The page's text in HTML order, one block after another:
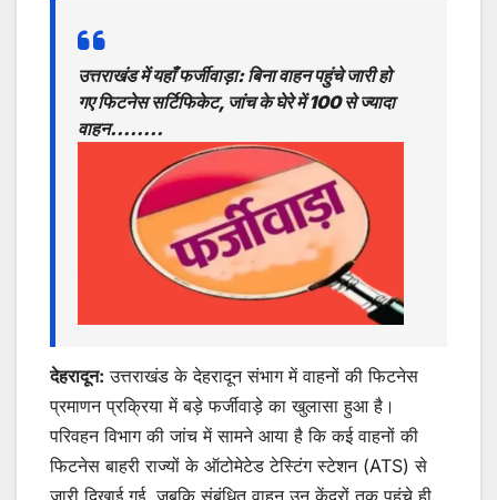
at
s
A
p
e
b
o
o
k
er l
s
e
n
g
er
e
उत्तराखंड में यहाँ फर्जीवाड़ा: बिना वाहन पहुंचे जारी हो
गए फिटनेस सर्टिफिकेट, जांच के घेरे में 100 से ज्यादा
वाहन……..
देहरादून: उत्तराखंड के देहरादून संभाग में वाहनों की फिटनेस
प्रमाणन प्रक्रिया में बड़े फर्जीवाड़े का खुलासा हुआ है।
परिवहन विभाग की जांच में सामने आया है कि कई वाहनों की
फिटनेस बाहरी राज्यों के ऑटोमेटेड टेस्टिंग स्टेशन (ATS) से
जारी दिखाई गई, जबकि संबंधित वाहन उन केंद्रों तक पहुंचे ही